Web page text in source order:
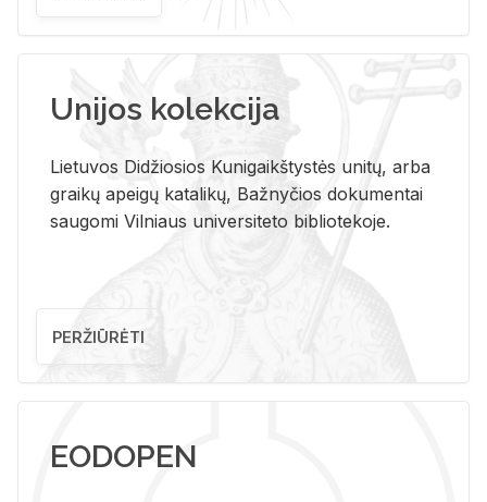
Unijos kolekcija
Lietuvos Didžiosios Kunigaikštystės unitų, arba
graikų apeigų katalikų, Bažnyčios dokumentai
saugomi Vilniaus universiteto bibliotekoje.
PERŽIŪRĖTI
EODOPEN